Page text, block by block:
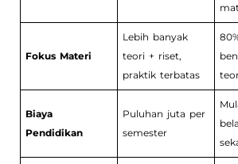
Fokus Materi
Lebih banyak
teori + riset,
praktik terbatas
Biaya
Pendidikan
Puluhan juta per
semester